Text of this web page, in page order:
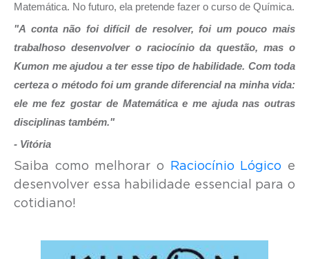
Matemática. No futuro, ela pretende fazer o curso de Química.
"A conta não foi difícil de resolver, foi um pouco mais
trabalhoso desenvolver o raciocínio da questão, mas o
Kumon me ajudou a ter esse tipo de habilidade. Com toda
certeza o método foi um grande diferencial na minha vida:
ele me fez gostar de Matemática e me ajuda nas outras
disciplinas também."
- Vitória
Saiba como melhorar o Raciocínio Lógico e
desenvolver essa habilidade essencial para o
cotidiano!